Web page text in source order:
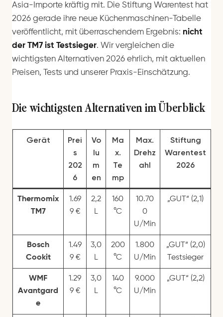
Asia-Importe kräftig mit. Die Stiftung Warentest hat
2026 gerade ihre neue Küchenmaschinen-Tabelle
veröffentlicht, mit überraschendem Ergebnis: nicht
der TM7 ist Testsieger. Wir vergleichen die
wichtigsten Alternativen 2026 ehrlich, mit aktuellen
Preisen, Tests und unserer Praxis-Einschätzung.
Die wichtigsten Alternativen im Überblick
Gerät
Prei
s
202
6
Vo
lu
m
en
Ma
x.
Te
mp
Max.
Drehz
ahl
Stiftung
Warentest
2026
Thermomix
TM7
1.69
9 €
2,2
L
160
°C
10.70
0
U/Min
„GUT“ (2,1)
Bosch
Cookit
1.49
9 €
3,0
L
200
°C
1.800
U/Min
„GUT“ (2,0)
Testsieger
WMF
Avantgard
e
1.29
9 €
3,0
L
140
°C
9.000
U/Min
„GUT“ (2,2)